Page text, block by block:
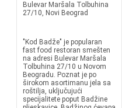
Bulevar Maršala Tolbuhina
27/10, Novi Beograd
"Kod Badže" je popularan
fast food restoran smešten
na adresi Bulevar Maršala
Tolbuhina 27/10 u Novom
Beogradu. Poznat je po
širokom asortimanu jela sa
roštilja, uključujući
specijalitete poput Badžine